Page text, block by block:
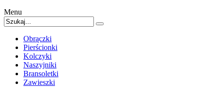
Menu
Obrączki
Pierścionki
Kolczyki
Naszyjniki
Bransoletki
Zawieszki